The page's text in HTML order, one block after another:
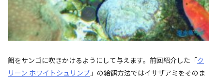
餌をサンゴに吹きかけるようにして与えます。前回紹介した「ク
リーン ホワイトシュリンプ 」の給餌方法ではイサザアミをそのま